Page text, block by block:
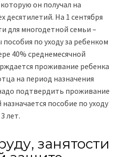
он получал на
десятилетий. На 1 сентября
для многодетной семьи –
по уходу за ребенком
40% среднемесячной
проживание ребенка
на период назначения
подтвердить проживание
пособие по уходу
лет.
занятости